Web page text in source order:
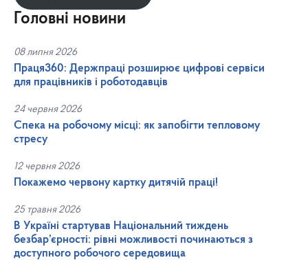
Головні новини
08 липня 2026
Праця360: Держпраці розширює цифрові сервіси
для працівників і роботодавців
24 червня 2026
Спека на робочому місці: як запобігти тепловому
стресу
12 червня 2026
Покажемо червону картку дитячій праці!
25 травня 2026
В Україні стартував Національний тиждень
безбар’єрності: рівні можливості починаються з
доступного робочого середовища